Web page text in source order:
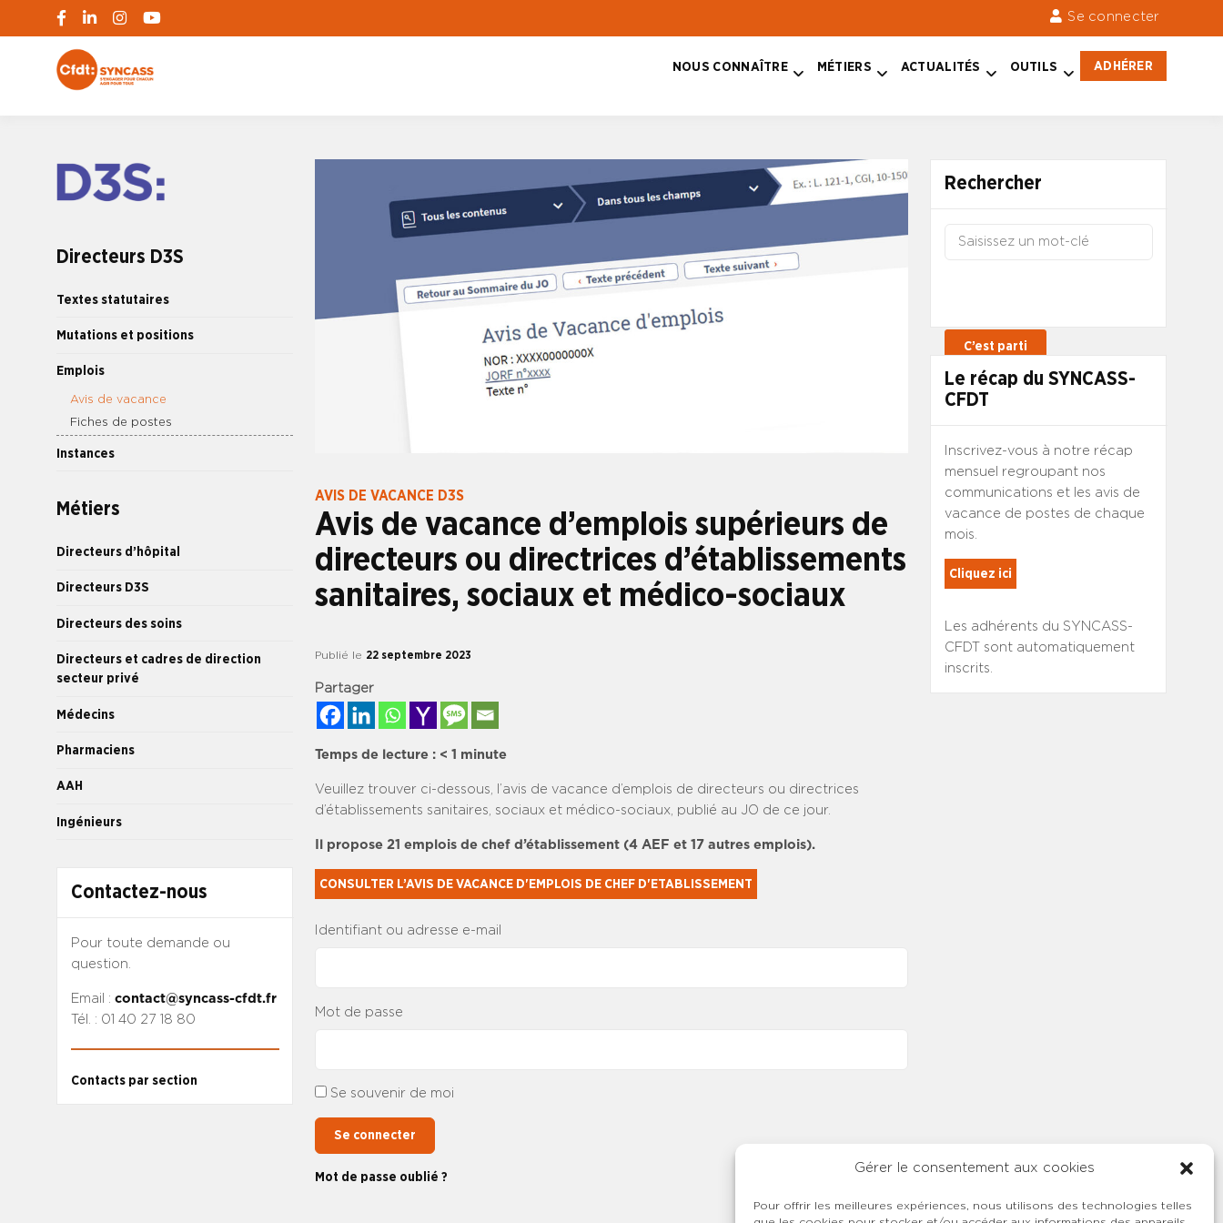
Gérer le consentement aux cookies
Pour offrir les meilleures expériences, nous utilisons des technologies telles
Se connecter
NOUS CONNAÎTRE MÉTIERS ACTUALITÉS OUTILS ADHÉRER
Directeurs D3S
Textes statutaires
Mutations et positions
Emplois
Avis de vacance
Fiches de postes
Instances
Métiers
Directeurs d’hôpital
Directeurs D3S
Directeurs des soins
Directeurs et cadres de direction
secteur privé
Médecins
Pharmaciens
AAH
Ingénieurs
Contactez-nous
Pour toute demande ou
question.
Email : contact@syncass-cfdt.fr
Tél. : 01 40 27 18 80
Contacts par section
AVIS DE VACANCE D3S
Avis de vacance d’emplois supérieurs de
directeurs ou directrices d’établissements
sanitaires, sociaux et médico-sociaux
Publié le 22 septembre 2023
Partager
Temps de lecture : < 1 minute
Veuillez trouver ci-dessous, l’avis de vacance d’emplois de directeurs ou directrices
d’établissements sanitaires, sociaux et médico-sociaux, publié au JO de ce jour.
Il propose 21 emplois de chef d’établissement (4 AEF et 17 autres emplois).
CONSULTER L’AVIS DE VACANCE D'EMPLOIS DE CHEF D'ETABLISSEMENT
Identifiant ou adresse e-mail
Mot de passe
Se souvenir de moi
Se connecter
Mot de passe oublié ?
Rechercher
Le récap du SYNCASS-
CFDT
Inscrivez-vous à notre récap
mensuel regroupant nos
communications et les avis de
vacance de postes de chaque
mois.
Cliquez ici
Les adhérents du SYNCASS-
CFDT sont automatiquement
inscrits.